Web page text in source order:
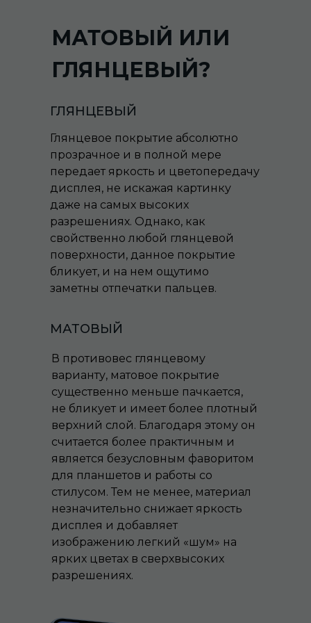
МАТОВЫЙ ИЛИ
ГЛЯНЦЕВЫЙ?
Глянцевое покрытие абсолютно
прозрачное и в полной мере
передает яркость и цветопередачу
дисплея, не искажая картинку
даже на самых высоких
разрешениях. Однако, как
свойственно любой глянцевой
поверхности, данное покрытие
бликует, и на нем ощутимо
заметны отпечатки пальцев.
В противовес глянцевому
варианту, матовое покрытие
существенно меньше пачкается,
не бликует и имеет более плотный
верхний слой. Благодаря этому он
считается более практичным и
является безусловным фаворитом
для планшетов и работы со
стилусом. Тем не менее, материал
незначительно снижает яркость
дисплея и добавляет
изображению легкий «шум» на
ярких цветах в сверхвысоких
разрешениях.
ГЛЯНЦЕВЫЙ
МАТОВЫЙ